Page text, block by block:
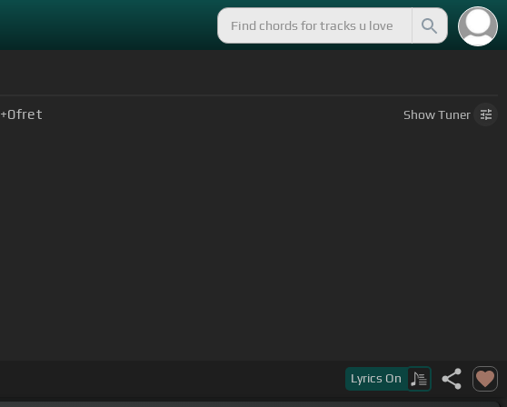
+0fret ShowTuner
Lyrics On